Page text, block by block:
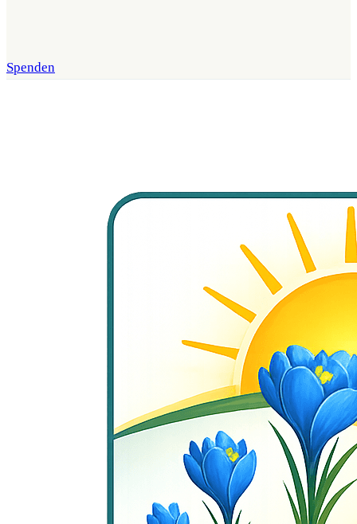
Spenden